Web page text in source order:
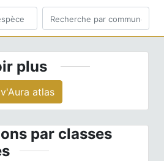
plus
atlas
par classes